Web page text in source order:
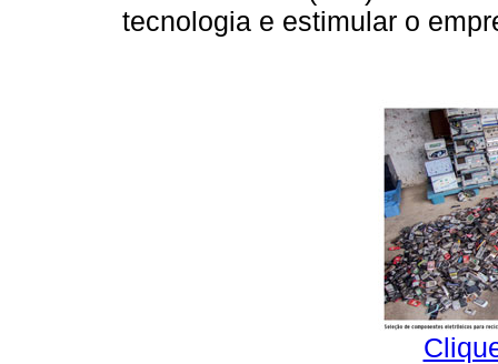
tecnologia e estimular o